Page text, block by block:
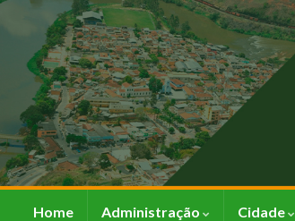
Home Administração Cidade